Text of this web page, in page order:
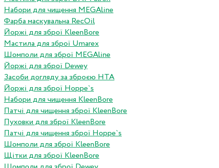
Набори для чищення MEGAline
Фарба маскувальна RecOil
Йоржі для зброї KleenBore
Мастила для зброї Umarex
Шомполи для зброї MEGAline
Йоржі для зброї Dewey
Засоби догляду за зброєю HTA
Йоржі для зброї Hoppe`s
Набори для чищення KleenBore
Патчі для чищення зброї KleenBore
Пуховки для зброї KleenBore
Патчі для чищення зброї Hoppe`s
Шомполи для зброї KleenBore
Щітки для зброї KleenBore